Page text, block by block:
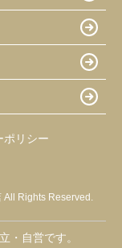
ポリシー
Rights Reserved.
・自営です。